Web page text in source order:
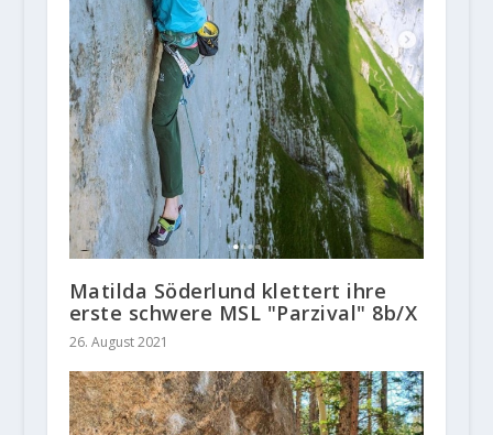
Matilda Söderlund klettert ihre
erste schwere MSL "Parzival" 8b/X
26. August 2021